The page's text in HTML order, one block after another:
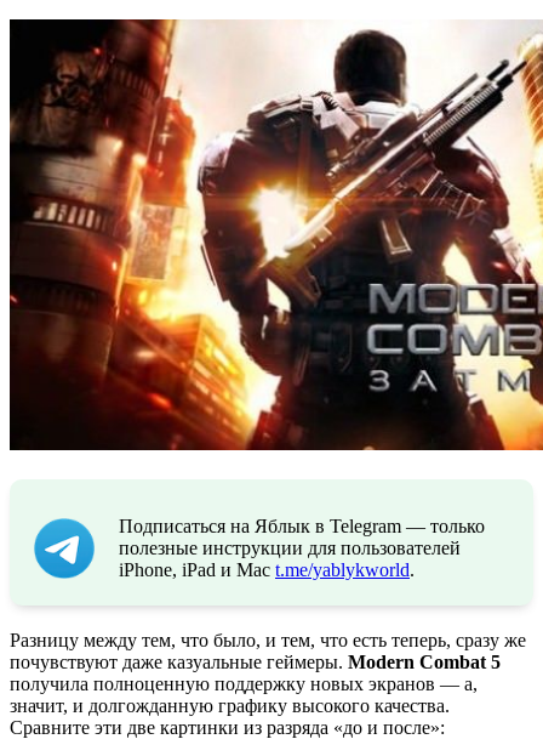
Подписаться на Яблык в Telegram — только
полезные инструкции для пользователей
iPhone, iPad и Mac t.me/yablykworld.
Разницу между тем, что было, и тем, что есть теперь, сразу же
почувствуют даже казуальные геймеры. Modern Combat 5
получила полноценную поддержку новых экранов — а,
значит, и долгожданную графику высокого качества.
Сравните эти две картинки из разряда «до и после»: